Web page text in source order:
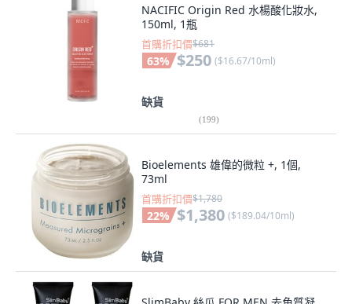
NACIFIC Origin Red 水楊酸化妝水,
150ml, 1瓶
首購折扣價$681
63% $250 ($16.67/10ml)
缺貨
(199)
Bioelements 雄偉的微粒 +, 1個,
73ml
首購折扣價$1,780
22% $1,380 ($189.04/10ml)
缺貨